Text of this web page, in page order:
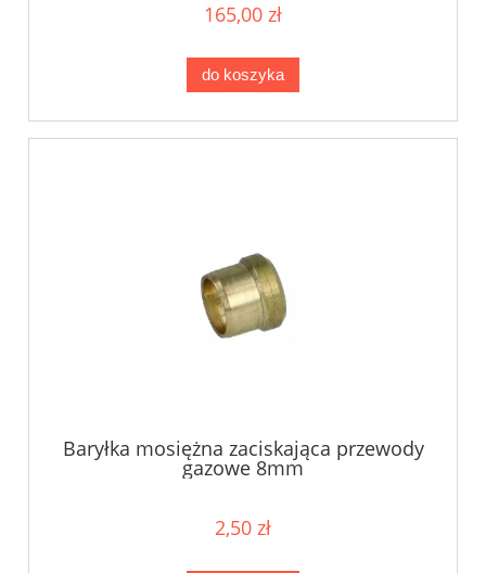
165,00 zł
do koszyka
Baryłka mosiężna zaciskająca przewody
gazowe 8mm
2,50 zł